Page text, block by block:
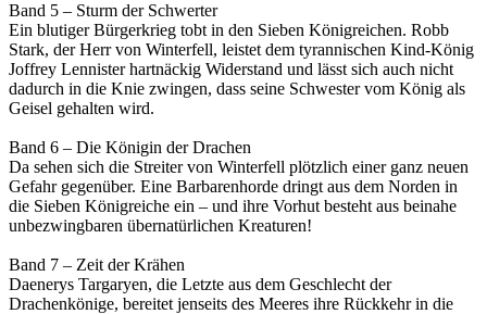
Band 5 – Sturm der Schwerter
Ein blutiger Bürgerkrieg tobt in den Sieben Königreichen. Robb
Stark, der Herr von Winterfell, leistet dem tyrannischen Kind-König
Joffrey Lennister hartnäckig Widerstand und lässt sich auch nicht
dadurch in die Knie zwingen, dass seine Schwester vom König als
Geisel gehalten wird.
Band 6 – Die Königin der Drachen
Da sehen sich die Streiter von Winterfell plötzlich einer ganz neuen
Gefahr gegenüber. Eine Barbarenhorde dringt aus dem Norden in
die Sieben Königreiche ein – und ihre Vorhut besteht aus beinahe
unbezwingbaren übernatürlichen Kreaturen!
Band 7 – Zeit der Krähen
Daenerys Targaryen, die Letzte aus dem Geschlecht der
Drachenkönige, bereitet jenseits des Meeres ihre Rückkehr in die